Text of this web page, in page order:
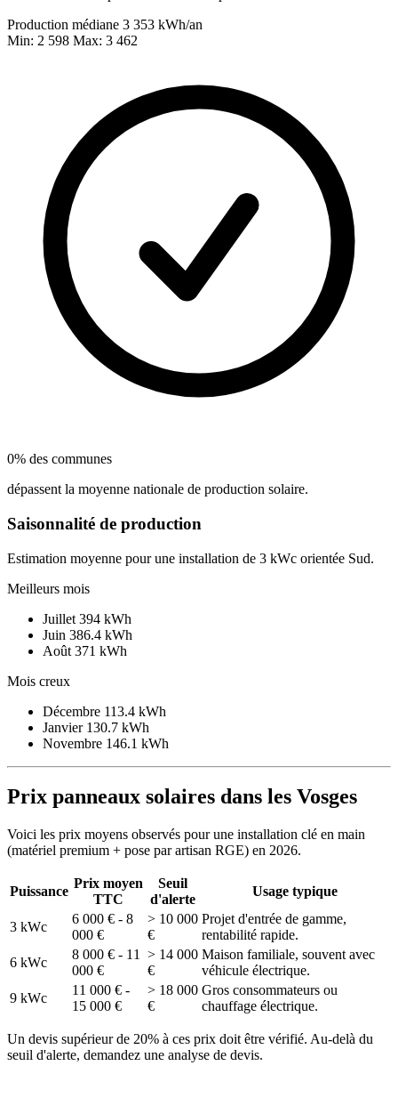
Production médiane 3 353 kWh/an
Min: 2 598 Max: 3 462
0% des communes
dépassent la moyenne nationale de production solaire.
Saisonnalité de production
Estimation moyenne pour une installation de 3 kWc orientée Sud.
Meilleurs mois
Juillet 394 kWh
Juin 386.4 kWh
Août 371 kWh
Mois creux
Décembre 113.4 kWh
Janvier 130.7 kWh
Novembre 146.1 kWh
Prix panneaux solaires dans les Vosges
Voici les prix moyens observés pour une installation clé en main
(matériel premium + pose par artisan RGE) en 2026.
Puissance
Prix moyen
TTC
Seuil
d'alerte
Usage typique
3 kWc
6 000 € - 8
000 €
> 10 000
€
Projet d'entrée de gamme,
rentabilité rapide.
6 kWc
8 000 € - 11
000 €
> 14 000
€
Maison familiale, souvent avec
véhicule électrique.
9 kWc
11 000 € -
15 000 €
> 18 000
€
Gros consommateurs ou
chauffage électrique.
Un devis supérieur de 20% à ces prix doit être vérifié. Au-delà du
seuil d'alerte, demandez une analyse de devis.